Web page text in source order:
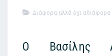
Διάφορα αλλά όχι αδιάφορα
Ο Βασίλης